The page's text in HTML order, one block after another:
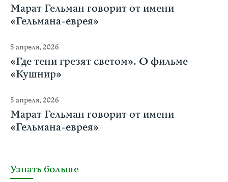
Марат Гельман говорит от имени
«Гельмана-еврея»
5 апреля, 2026
«Где тени грезят светом». О фильме
«Кушнир»
5 апреля, 2026
Марат Гельман говорит от имени
«Гельмана-еврея»
Узнать больше